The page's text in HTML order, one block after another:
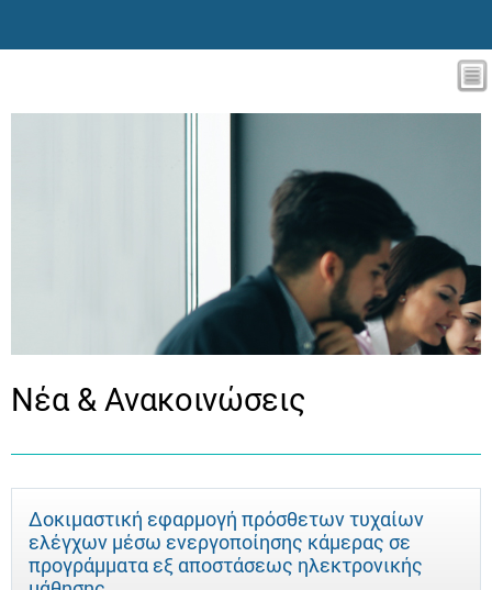
Νέα & Ανακοινώσεις
Δοκιμαστική εφαρμογή πρόσθετων τυχαίων
ελέγχων μέσω ενεργοποίησης κάμερας σε
προγράμματα εξ αποστάσεως ηλεκτρονικής